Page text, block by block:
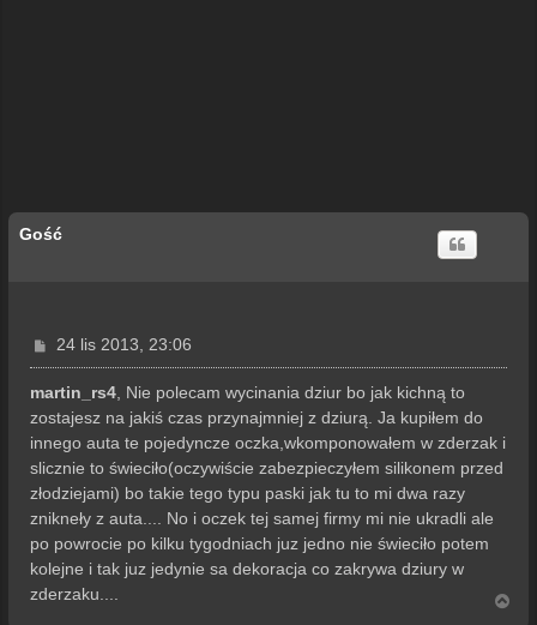
Gość
P
o
s
24 lis 2013, 23:06
martin_rs4, Nie polecam wycinania dziur bo jak kichną to
zostajesz na jakiś czas przynajmniej z dziurą. Ja kupiłem do
innego auta te pojedyncze oczka,wkomponowałem w zderzak i
slicznie to świeciło(oczywiście zabezpieczyłem silikonem przed
złodziejami) bo takie tego typu paski jak tu to mi dwa razy
znikneły z auta.... No i oczek tej samej firmy mi nie ukradli ale
po powrocie po kilku tygodniach juz jedno nie świeciło potem
kolejne i tak juz jedynie sa dekoracja co zakrywa dziury w
zderzaku....